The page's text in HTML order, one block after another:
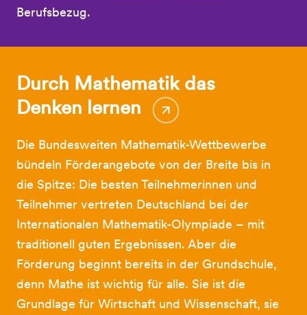
Berufsbezug.
Durch Mathematik das
Denken lernen
Die Bundesweiten Mathematik-Wettbewerbe
bündeln Förderangebote von der Breite bis in
die Spitze: Die besten Teilnehmerinnen und
Teilnehmer vertreten Deutschland bei der
Internationalen Mathematik-Olympiade – mit
traditionell guten Ergebnissen. Aber die
Förderung beginnt bereits in der Grundschule,
denn Mathe ist wichtig für alle. Sie ist die
Grundlage für Wirtschaft und Wissenschaft, sie